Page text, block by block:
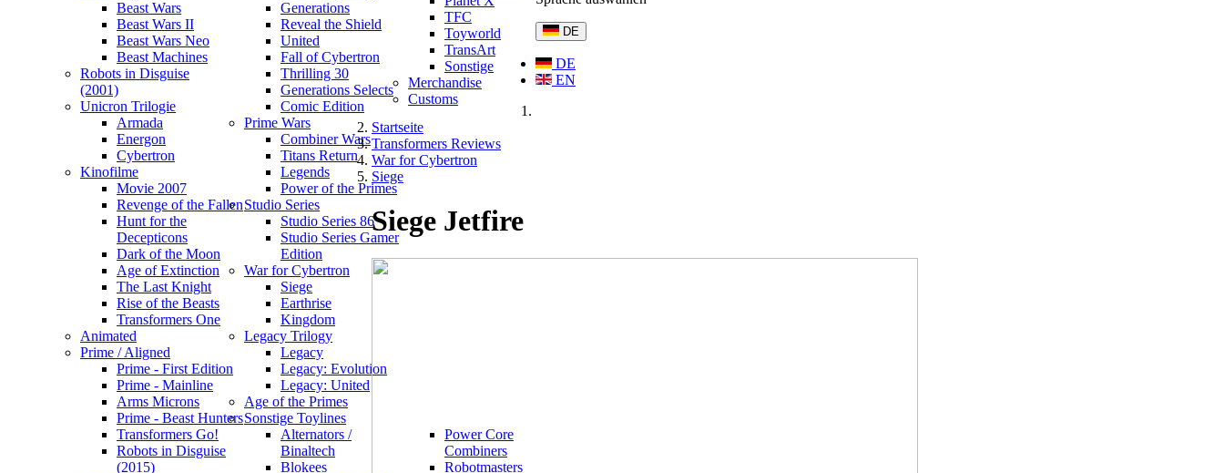
Beast Wars
Beast Wars II
Beast Wars Neo
Beast Machines
Robots in Disguise
(2001)
Unicron Trilogie
Armada
Energon
Cybertron
Kinofilme
Movie 2007
Revenge of the Fallen
Hunt for the
Decepticons
Dark of the Moon
Age of Extinction
The Last Knight
Rise of the Beasts
Transformers One
Animated
Prime / Aligned
Prime - First Edition
Prime - Mainline
Arms Microns
Prime - Beast Hunters
Transformers Go!
Robots in Disguise
(2015)
Generations
Reveal the Shield
United
Fall of Cybertron
Thrilling 30
Generations Selects
Comic Edition
Prime Wars
Combiner Wars
Titans Return
Legends
Power of the Primes
Studio Series
Studio Series 86
Studio Series Gamer
Edition
War for Cybertron
Siege
Earthrise
Kingdom
Legacy Trilogy
Legacy
Legacy: Evolution
Legacy: United
Age of the Primes
Sonstige Toylines
Alternators /
Binaltech
Blokees
Power Core
Combiners
Robotmasters
TFC
Toyworld
TransArt
Sonstige
Merchandise
Customs
DE
DE
EN
Startseite
Transformers Reviews
War for Cybertron
Siege
Siege Jetfire